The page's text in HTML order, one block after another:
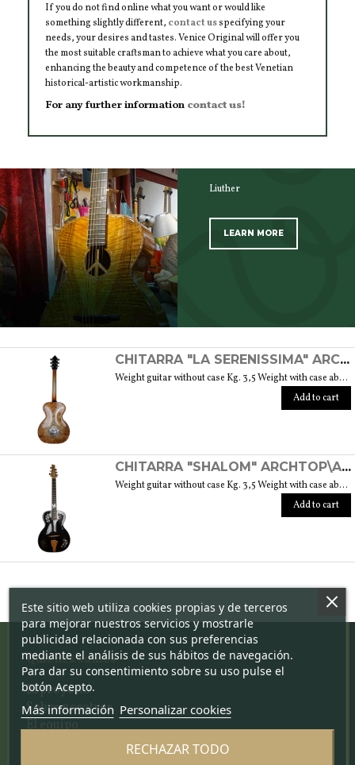
If you do not find online what you want or would like
something slightly different, contact usspecifying your
needs, your desires and tastes. Venice Original will offer you
the most suitable craftsman to achieve what you care about,
enhancing the beauty and competence of the best Venetian
historical-artistic workmanship.
For any further information contact us!
Liuther
LEARN MORE
CHITARRA "LA SERENISSIMA" ARCHTOP\ACUSTICA 15"
Weight guitar without case Kg. 3,5 Weight with case about Kg. 6 Depth 10 cm, width 40 cm, height 100 cm
Add to cart
CHITARRA "SHALOM" ARCHTOP\ACUSTICA 15"
Weight guitar without case Kg. 3,5 Weight with case about Kg. 6 Depth 10 cm, width 40 cm, height 100 cm
Add to cart
Quiénes somos
El proyecto
Sobre nosotros
El equipo
El Comité Científico
Este sitio web utiliza cookies propias y de terceros
para mejorar nuestros servicios y mostrarle
publicidad relacionada con sus preferencias
mediante el análisis de sus hábitos de navegación.
Para dar su consentimiento sobre su uso pulse el
botón Acepto.
Más información Personalizar cookies
RECHAZAR TODO